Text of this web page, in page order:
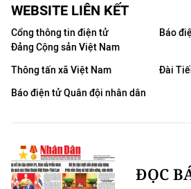
WEBSITE LIÊN KẾT
Cổng thông tin điện tử
Đảng Cộng sản Việt Nam
Báo
Thông tấn xã Việt Nam
Đài
Báo điện tử Quân đội nhân dân
ĐỌC